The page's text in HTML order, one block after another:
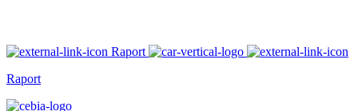
Raport
Raport